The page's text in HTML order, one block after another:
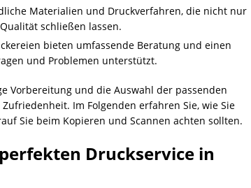
Materialien und Druckverfahren, die nicht nur
schließen lassen.
bieten umfassende Beratung und einen
und Problemen unterstützt.
Vorbereitung und die Auswahl der passenden
Im Folgenden erfahren Sie, wie Sie
Sie beim Kopieren und Scannen achten sollten.
Druckservice in